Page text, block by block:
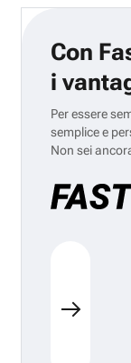
Con
i
Per essere
semplice e
Non sei